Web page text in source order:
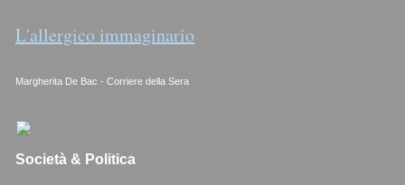
L'allergico immaginario
Margherita De Bac - Corriere della Sera
Società & Politica